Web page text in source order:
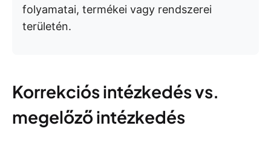
folyamatai, termékei vagy rendszerei
területén.
Korrekciós intézkedés vs.
megelőző intézkedés